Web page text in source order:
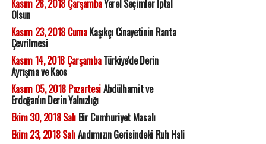
Kasım 28, 2018 ÇarşambaYerel Seçimler İptal
Olsun
Kasım 23, 2018 CumaKaşıkçı Cinayetinin Ranta
Çevrilmesi
Kasım 14, 2018 ÇarşambaTürkiye'de Derin
Ayrışma ve Kaos
Kasım 05, 2018 PazartesiAbdülhamit ve
Erdoğan'ın Derin Yalnızlığı
Ekim 30, 2018 SalıBir Cumhuriyet Masalı
Ekim 23, 2018 SalıAndımızın Gerisindeki Ruh Hali